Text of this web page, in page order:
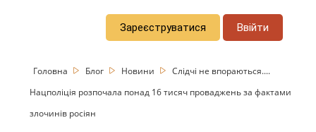
Зареєструватися Ввійти
Головна Блог Новини
Слідчі не впораються....
Нацполіція розпочала понад 16 тисяч проваджень за фактами
злочинів росіян